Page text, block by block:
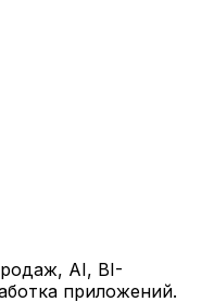
AI, BI-
приложений.